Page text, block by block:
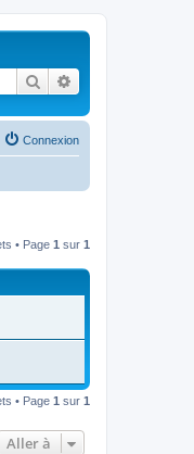
Rechercher
Connexion
• Page 1 sur 1
• Page 1 sur 1
Aller à